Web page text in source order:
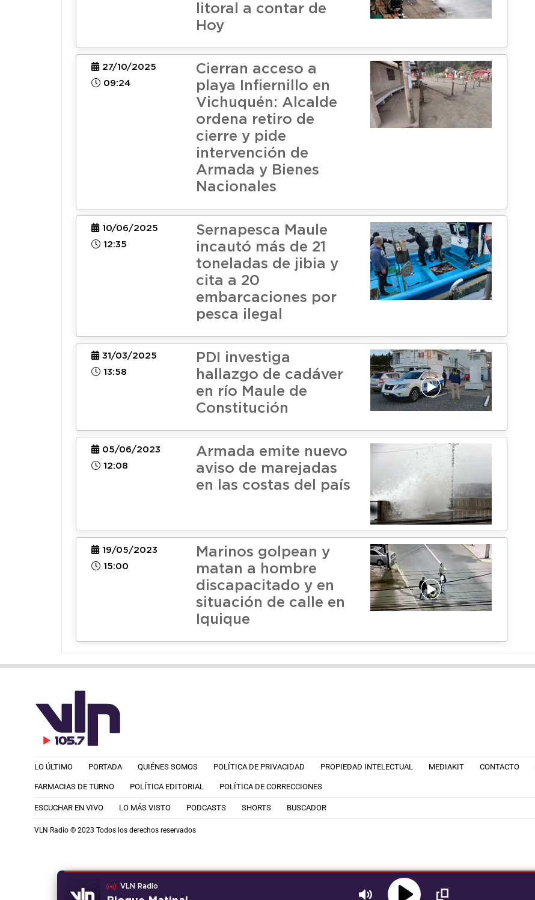
litoral a contar de
Hoy
27/10/2025
09:24
Cierran acceso a
playa Infiernillo en
Vichuquén: Alcalde
ordena retiro de
cierre y pide
intervención de
Armada y Bienes
Nacionales
10/06/2025
12:35
Sernapesca Maule
incautó más de 21
toneladas de jibia y
cita a 20
embarcaciones por
pesca ilegal
31/03/2025
13:58
PDI investiga
hallazgo de cadáver
en río Maule de
Constitución
05/06/2023
12:08
Armada emite nuevo
aviso de marejadas
en las costas del país
19/05/2023
15:00
Marinos golpean y
matan a hombre
discapacitado y en
situación de calle en
Iquique
VLN Radio
LO ÚLTIMO PORTADA QUIÉNES SOMOS POLÍTICA DE PRIVACIDAD PROPIEDAD INTELECTUAL MEDIAKIT CONTACTO
FARMACIAS DE TURNO POLÍTICA EDITORIAL POLÍTICA DE CORRECCIONES
ESCUCHAR EN VIVO LO MÁS VISTO PODCASTS SHORTS BUSCADOR
VLN Radio © 2023 Todos los derechos reservados